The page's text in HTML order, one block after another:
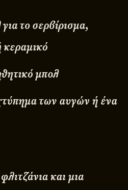
το σερβίρισμα,
κεραμικό
μπολ
των αυγών ή ένα
και μια